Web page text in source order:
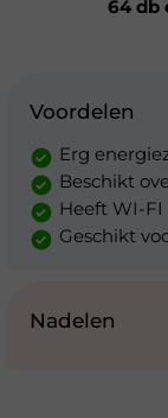
64 db
Voordelen
Erg
Beschikt
Heeft WI-FI
Geschikt
Nadelen